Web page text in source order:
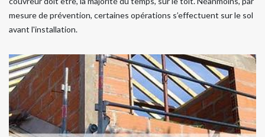
mesure de prévention, certaines opérations s’effectuent sur le sol
avant l'installation.